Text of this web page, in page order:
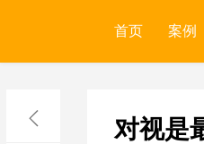
首页 案例
对视是